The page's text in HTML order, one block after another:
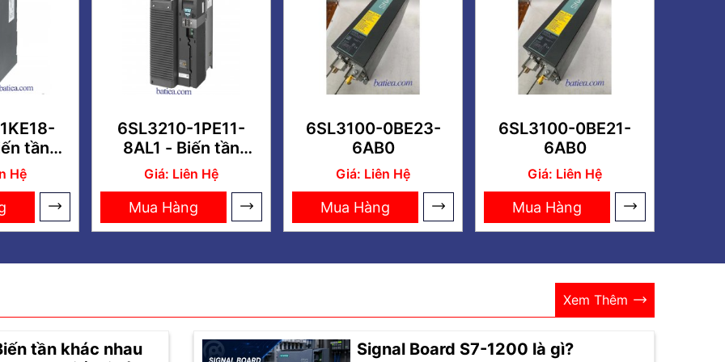
tần
Hệ
6SL3210-1PE11-
8AL1 - Biến tần
SINAMICS G120
PM240-2 3AC
0.37kW
Giá: Liên Hệ
Mua Hàng
6SL3100-0BE23-
6AB0
Giá: Liên Hệ
Mua Hàng
6SL3100-0BE21-
6AB0
Giá: Liên Hệ
Mua Hàng
Xem Thêm
tần khác nhau
Signal Board S7-1200 là gì?